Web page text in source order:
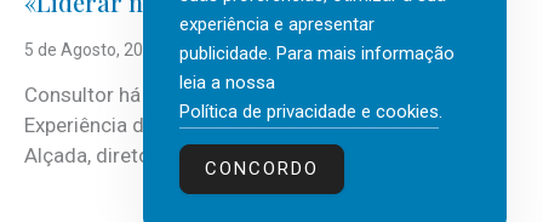
5 de Agosto, 2026
Consultor há mais de três décadas nas áreas de
Experiência do Cliente, Vendas e Liderança, Manuel
Alçada, diretor executivo da...
experiência e apresentar
publicidade. Para mais informação
leia a nossa
Política de privacidade e cookies.
CONCORDO